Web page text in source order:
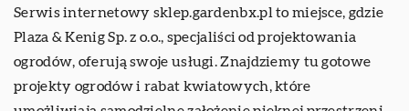
Serwis internetowy sklep.gardenbx.pl to miejsce, gdzie
Plaza & Kenig Sp. z o.o., specjaliści od projektowania
ogrodów, oferują swoje usługi. Znajdziemy tu gotowe
projekty ogrodów i rabat kwiatowych, które